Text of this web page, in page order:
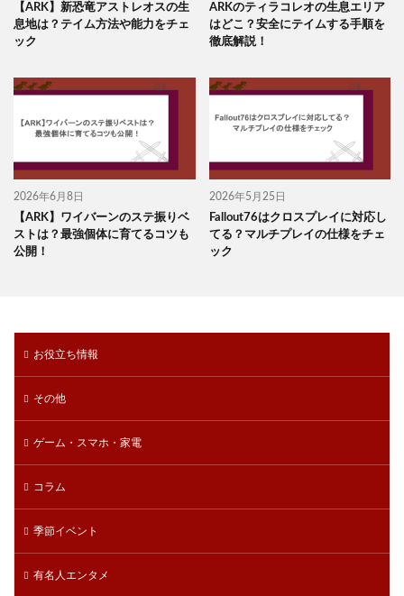
【ARK】新恐竜アストレオスの生
息地は？テイム方法や能力をチェ
ック
ARKのティラコレオの生息エリア
はどこ？安全にテイムする手順を
徹底解説！
2026年6月8日
【ARK】ワイバーンのステ振りベ
ストは？最強個体に育てるコツも
公開！
2026年5月25日
Fallout76はクロスプレイに対応し
てる？マルチプレイの仕様をチェ
ック
お役立ち情報
その他
ゲーム・スマホ・家電
コラム
季節イベント
有名人エンタメ